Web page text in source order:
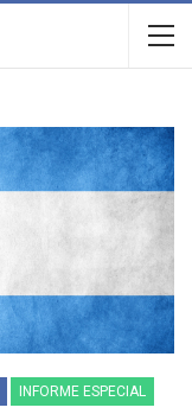
INFORME ESPECIAL